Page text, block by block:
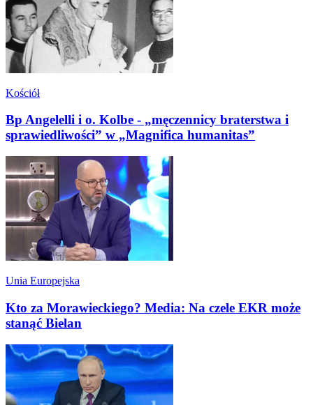
Kościół
Bp Angelelli i o. Kolbe - „męczennicy braterstwa i
sprawiedliwości” w „Magnifica humanitas”
Unia Europejska
Kto za Morawieckiego? Media: Na czele EKR może
stanąć Bielan